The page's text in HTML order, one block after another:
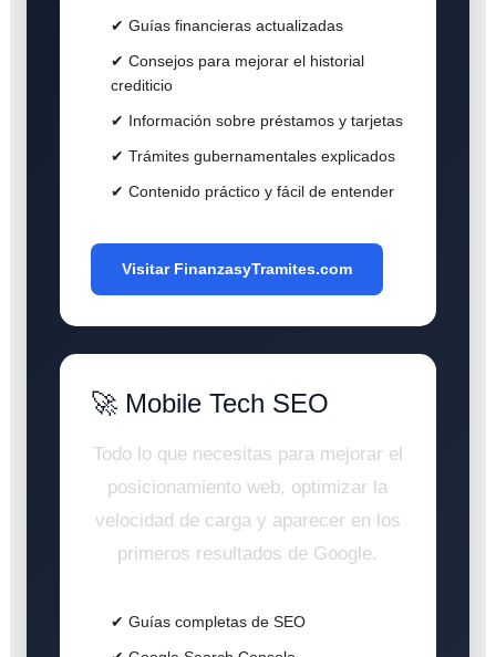
✔ Guías financieras actualizadas
✔ Consejos para mejorar el historial
crediticio
✔ Información sobre préstamos y tarjetas
✔ Trámites gubernamentales explicados
✔ Contenido práctico y fácil de entender
Visitar FinanzasyTramites.com
🚀 Mobile Tech SEO
Todo lo que necesitas para mejorar el
posicionamiento web, optimizar la
velocidad de carga y aparecer en los
primeros resultados de Google.
✔ Guías completas de SEO